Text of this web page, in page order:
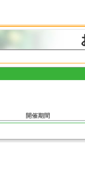
開催期間